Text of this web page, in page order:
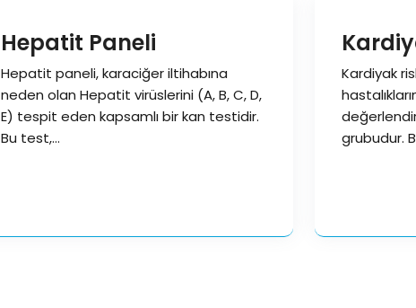
Hepatit Paneli
Hepatit paneli, karaciğer iltihabına
neden olan Hepatit virüslerini (A, B, C, D,
E) tespit eden kapsamlı bir kan testidir.
Bu test,…
Kardiyak
grubudur.